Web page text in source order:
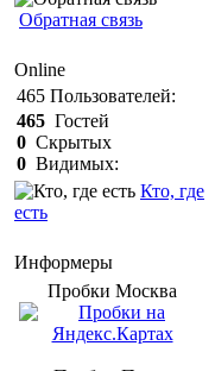
Обратная связь
Online
465 Пользователей:
465 Гостей
0 Скрытых
0 Видимых:
Кто, где
есть
Информеры
Пробки Mосква